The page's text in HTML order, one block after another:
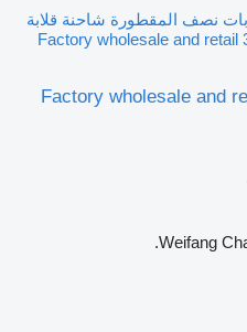
نصف المقطورة شاحنة قلابة
Factory wholesale and retail
Factory wholesale and
Weifang